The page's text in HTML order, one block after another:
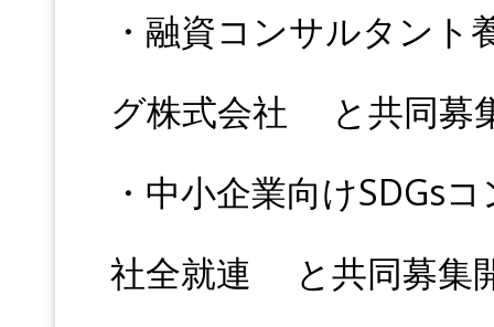
・融資コンサルタン
グ株式会社 と共同募
・中小企業向けSDGs
社全就連 と共同募集